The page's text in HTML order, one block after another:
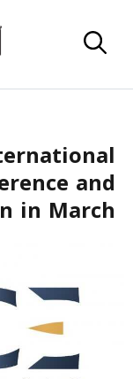
and
in March